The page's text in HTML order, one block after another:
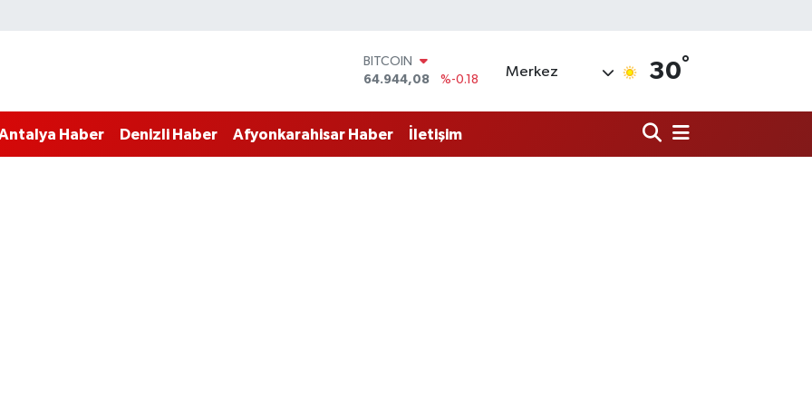
DOLAR
47,7436
%0.18
STERLİN
Merkez 30°
Haber Denizli Haber Afyonkarahisar Haber İletişim